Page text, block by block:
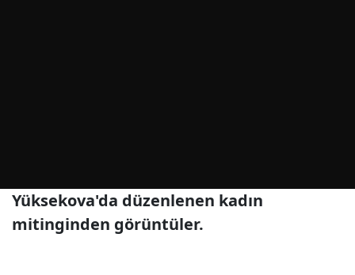
Yüksekova'da düzenlenen kadın
mitinginden görüntüler.